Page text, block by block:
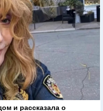
и рассказала о